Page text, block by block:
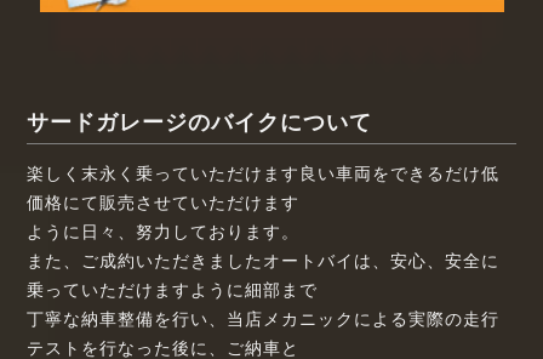
サードガレージのバイクについて
楽しく末永く乗っていただけます良い車両をできるだけ低
価格にて販売させていただけます
ように日々、努力しております。
また、ご成約いただきましたオートバイは、安心、安全に
乗っていただけますように細部まで
丁寧な納車整備を行い、当店メカニックによる実際の走行
テストを行なった後に、ご納車と